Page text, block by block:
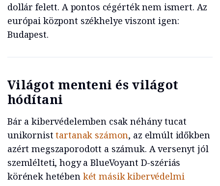
dollár felett. A pontos cégérték nem ismert. Az
európai központ székhelye viszont igen:
Budapest.
Világot menteni és világot
hódítani
Bár a kibervédelemben csak néhány tucat
unikornisttartanak számon, az elmúlt időkben
azért megszaporodott a számuk. A versenyt jól
szemlélteti, hogy a BlueVoyant D-szériás
körének hetében két másik kibervédelmi